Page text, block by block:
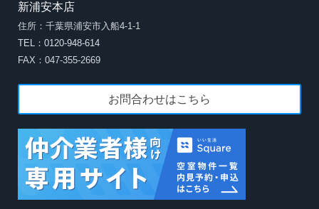
新浦安本店
住所：千葉県浦安市入船4-1-1
TEL：0120-948-614
FAX：047-355-2669
お問合わせはこちら